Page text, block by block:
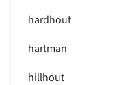
hardhout
hartman
hillhout